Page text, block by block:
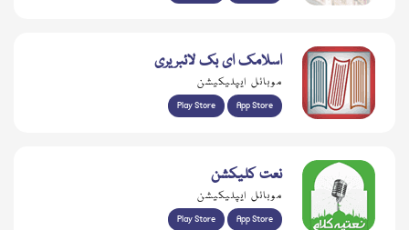
اسلامک ای بک لائبریری
موبائل ایپلیکیشن
Play Store App Store
نعت کلیکشن
موبائل ایپلیکیشن
Play Store App Store